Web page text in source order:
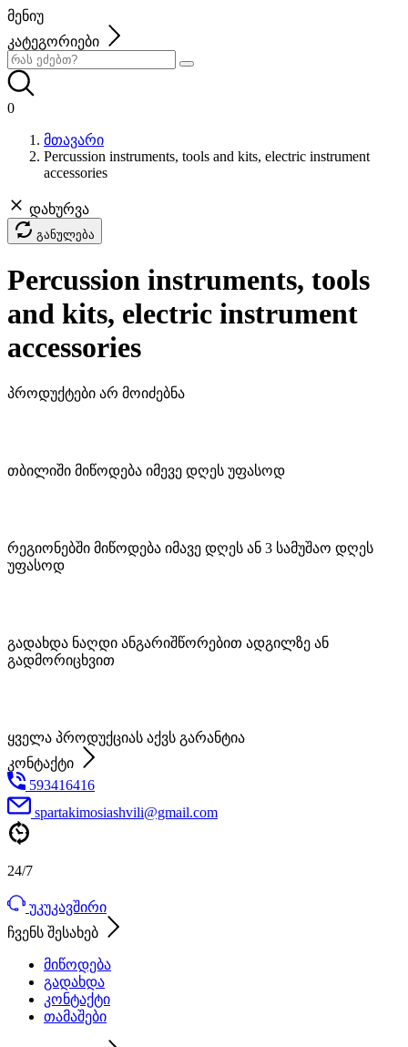
მენიუ
კატეგორიები
0
მთავარი
Percussion instruments, tools and kits, electric instrument
accessories
დახურვა
განულება
Percussion instruments, tools
and kits, electric instrument
accessories
პროდუქტები არ მოიძებნა
თბილიში მიწოდება იმევე დღეს უფასოდ
რეგიონებში მიწოდება იმავე დღეს ან 3 სამუშაო დღეს
უფასოდ
გადახდა ნაღდი ანგარიშწორებით ადგილზე ან
გადმორიცხვით
ყველა პროდუქციას აქვს გარანტია
კონტაქტი
593416416
spartakimosiashvili@gmail.com
24/7
უკუკავშირი
ჩვენს შესახებ
მიწოდება
გადახდა
კონტაქტი
თამაშები